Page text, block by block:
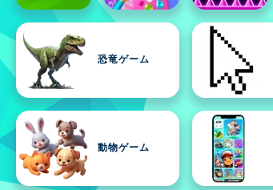
恐竜ゲーム
動物ゲーム